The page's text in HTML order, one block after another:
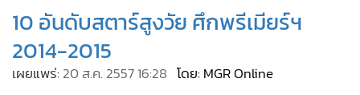
ผู้จัดการรายวัน
• คอลัมนิสต์
• ละคร
10 อันดับสตาร์สูงวัย ศึกพรีเมียร์ฯ
2014-2015
เผยแพร่: 20 ส.ค. 2557 16:28 โดย: MGR Online